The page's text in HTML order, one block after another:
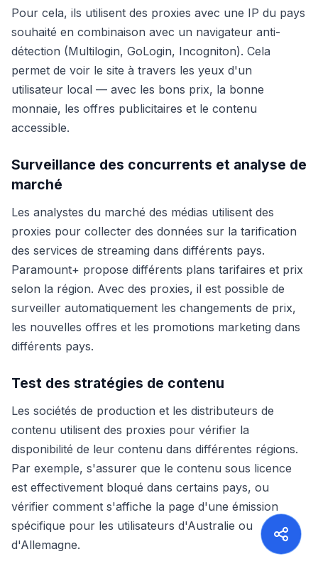
Pour cela, ils utilisent des proxies avec une IP du pays
souhaité en combinaison avec un navigateur anti-
détection (Multilogin, GoLogin, Incogniton). Cela
permet de voir le site à travers les yeux d'un
utilisateur local — avec les bons prix, la bonne
monnaie, les offres publicitaires et le contenu
accessible.
Surveillance des concurrents et analyse de
marché
Les analystes du marché des médias utilisent des
proxies pour collecter des données sur la tarification
des services de streaming dans différents pays.
Paramount+ propose différents plans tarifaires et prix
selon la région. Avec des proxies, il est possible de
surveiller automatiquement les changements de prix,
les nouvelles offres et les promotions marketing dans
différents pays.
Test des stratégies de contenu
Les sociétés de production et les distributeurs de
contenu utilisent des proxies pour vérifier la
disponibilité de leur contenu dans différentes régions.
Par exemple, s'assurer que le contenu sous licence
est effectivement bloqué dans certains pays, ou
vérifier comment s'affiche la page d'une émission
spécifique pour les utilisateurs d'Australie ou
d'Allemagne.